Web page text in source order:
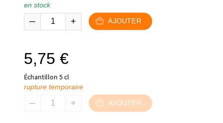
en stock
AJOUTER
5,75 €
Échantillon 5 cl
rupture temporaire
AJOUTER